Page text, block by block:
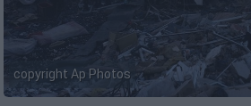
copyright Ap Photos